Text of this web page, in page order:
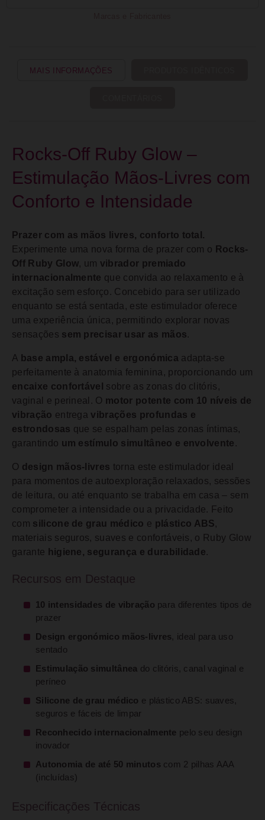
MAIS INFORMAÇÕES
Rocks-Off Ruby Glow –
Estimulação Mãos-Livres com
Conforto e Intensidade
Prazer com as mãos livres, conforto total.
Experimente uma nova forma de prazer com o Rocks-
Off Ruby Glow, um vibrador premiado
internacionalmente que convida ao relaxamento e à
excitação sem esforço. Concebido para ser utilizado
enquanto se está sentada, este estimulador oferece
uma experiência única, permitindo explorar novas
sensações sem precisar usar as mãos.
A base ampla, estável e ergonómica adapta-se
perfeitamente à anatomia feminina, proporcionando um
encaixe confortável
sobre as zonas do clitóris,
vaginal e perineal. O motor potente com 10 níveis de
vibração entrega vibrações profundas e
estrondosas que se espalham pelas zonas íntimas,
garantindo um estímulo simultâneo e envolvente .
O design mãos-livres torna este estimulador ideal
para momentos de autoexploração relaxados, sessões
de leitura, ou até enquanto se trabalha em casa – sem
comprometer a intensidade ou a privacidade. Feito
com silicone de grau médico e plástico ABS,
materiais seguros, suaves e confortáveis, o Ruby Glow
garante higiene, segurança e durabilidade.
Recursos em Destaque
10 intensidades de vibração para diferentes tipos de
prazer
Design ergonómico mãos-livres, ideal para uso
sentado
Estimulação simultânea do clitóris, canal vaginal e
períneo
Silicone de grau médico e plástico ABS: suaves,
seguros e fáceis de limpar
Reconhecido internacionalmente pelo seu design
inovador
Autonomia de até 50 minutos com 2 pilhas AAA
(incluídas)
Especificações Técnicas